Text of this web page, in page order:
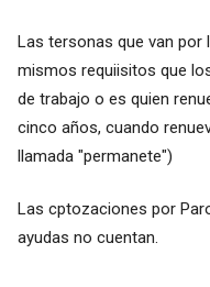
Las tersonas que van por
mismos requiisitos que
de trabajo o es quien
cinco años, cuando
llamada "permanete")
Las cptozaciones por
ayudas no cuentan.